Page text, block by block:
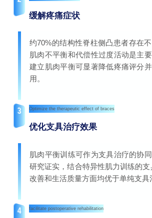
缓解疼痛症状
约70%的结构性脊柱侧凸患者存在
肌肉不平衡和代偿性过度活动是主要
建立肌肉平衡可显著降低疼痛评分
用。
3 Optimize the therapeutic effect of braces
优化支具治疗效果
肌肉平衡训练可作为支具治疗的协
研究证实，结合特异性肌力训练的支
改善和生活质量方面均优于单纯支具
4 facilitate postoperative rehabilitation